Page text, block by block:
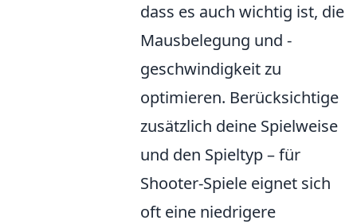
dass es auch wichtig ist, die
Mausbelegung und -
geschwindigkeit zu
optimieren. Berücksichtige
zusätzlich deine Spielweise
und den Spieltyp – für
Shooter-Spiele eignet sich
oft eine niedrigere